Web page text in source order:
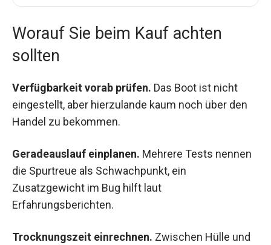
Worauf Sie beim Kauf achten
sollten
Verfügbarkeit vorab prüfen. Das Boot ist nicht
eingestellt, aber hierzulande kaum noch über den
Handel zu bekommen.
Geradeauslauf einplanen. Mehrere Tests nennen
die Spurtreue als Schwachpunkt, ein
Zusatzgewicht im Bug hilft laut
Erfahrungsberichten.
Trocknungszeit einrechnen. Zwischen Hülle und